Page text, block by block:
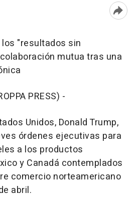
"resultados sin
mutua tras una
PRESS) -
Unidos, Donald Trump,
órdenes ejecutivas para
a los productos
y Canadá contemplados
comercio norteamericano
abril.